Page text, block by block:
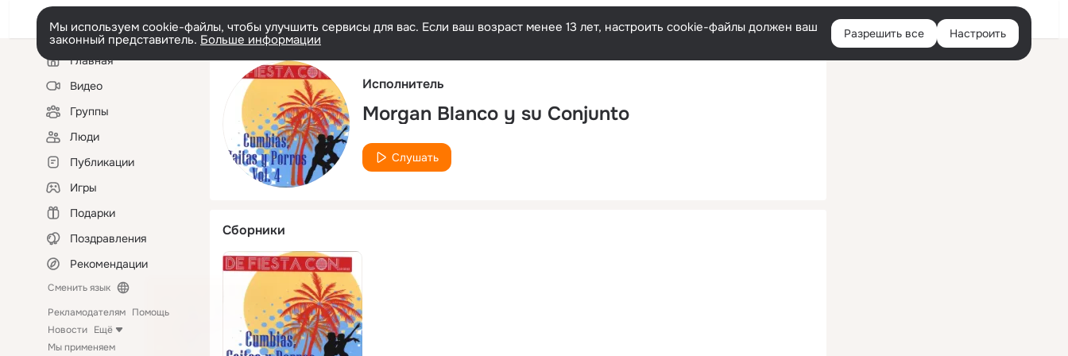
Русский Войти
Мы используем cookie-файлы, чтобы улучшить сервисы для вас. Если ваш возраст менее 13 лет, настроить cookie-файлы должен ваш
законный представитель. Больше информации Разрешить все Настроить
Левая
колонкаГлавная
Видео
Группы
Люди
Публикации
Игры
Подарки
Поздравления
Рекомендации
Сменить язык
Рекламодателям Помощь
Новости Ещё
Мы применяем
Исполнитель
Morgan Blanco y su Conjunto
Слушать
Сборники